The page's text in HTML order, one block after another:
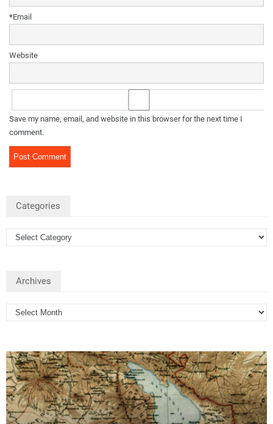
Email
*
Website
Save my name, email, and website in this browser for the next time I
comment.
Categories
Archives